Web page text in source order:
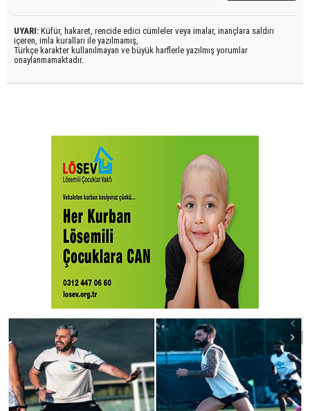
UYARI: Küfür, hakaret, rencide edici cümleler veya imalar, inançlara saldırı
içeren, imla kuralları ile yazılmamış,
Türkçe karakter kullanılmayan ve büyük harflerle yazılmış yorumlar
onaylanmamaktadır.